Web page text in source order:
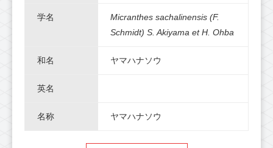
学名
Micranthes sachalinensis (F.
Schmidt) S. Akiyama et H. Ohba
和名 ヤマハナソウ
英名
名称 ヤマハナソウ